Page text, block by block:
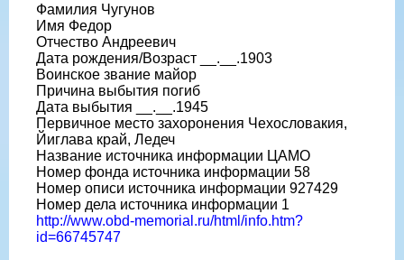
Фамилия Чугунов
Имя Федор
Отчество Андреевич
Дата рождения/Возраст __.__.1903
Воинское звание майор
Причина выбытия погиб
Дата выбытия __.__.1945
Первичное место захоронения Чехословакия,
Йиглава край, Ледеч
Название источника информации ЦАМО
Номер фонда источника информации 58
Номер описи источника информации 927429
Номер дела источника информации 1
http://www.obd-memorial.ru/html/info.htm?
id=66745747